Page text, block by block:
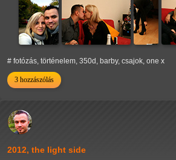
# fotózás, történelem, 350d, barby, csajok, one x
3 hozzászólás
2012, the light side